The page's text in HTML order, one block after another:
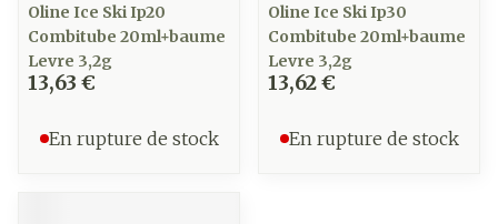
Oline Ice Ski Ip20
Combitube 20ml+baume
Levre 3,2g
13,63 €
En rupture de stock
Oline Ice Ski Ip30
Combitube 20ml+baume
Levre 3,2g
13,62 €
En rupture de stock